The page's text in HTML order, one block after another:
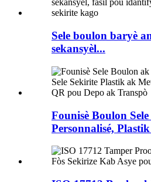
Sele boulon baryè
sekansyèl...
Founisè Boulon
Personnalisé,